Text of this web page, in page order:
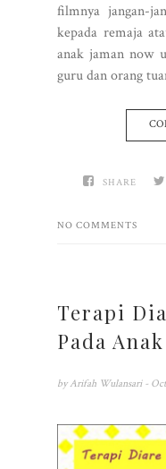
filmnya jangan-
kepada remaja
anak jaman now
guru dan orang
SHARE
NO COMMENTS
Terapi
Pada Anak
by Arifah Wulansari -